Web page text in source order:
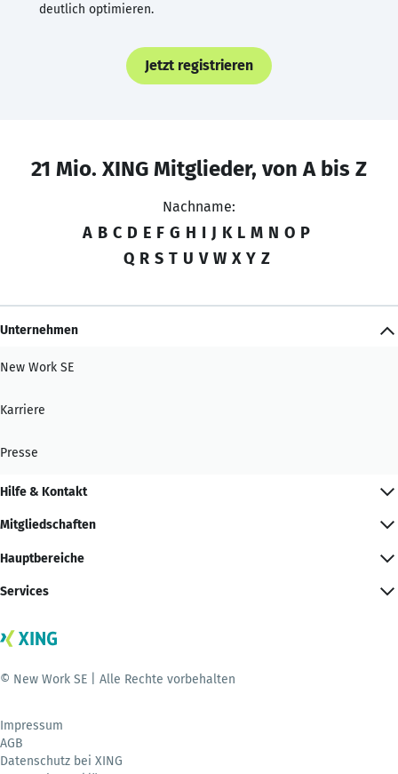
deutlich optimieren.
Jetzt registrieren
21 Mio. XING Mitglieder, von A bis Z
Nachname:
A B C D E F G H I J K L M N O P
Q R S T U V W X Y Z
Unternehmen
New Work SE
Karriere
Presse
Hilfe & Kontakt
Mitgliedschaften
Hauptbereiche
Services
© New Work SE | Alle Rechte vorbehalten
Impressum
AGB
Datenschutz bei XING